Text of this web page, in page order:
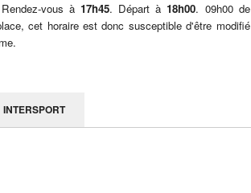
vous à17h45. Départ à18h00. 09h00 de
cet horaire est donc susceptible d'être modifié
INTERSPORT